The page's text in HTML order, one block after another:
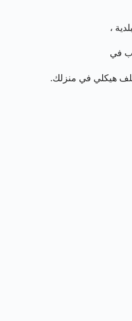
،
في
تلف هيكلي في منزلك.